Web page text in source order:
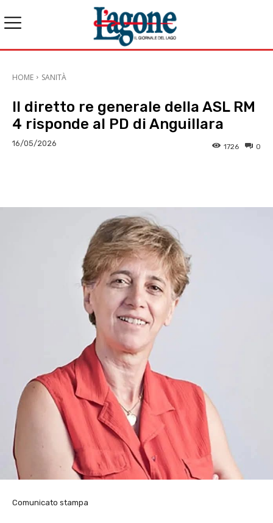
HOME SANITÀ
Il diretto re generale della ASL RM
4 risponde al PD di Anguillara
16/05/2026 0
1726
Comunicato stampa